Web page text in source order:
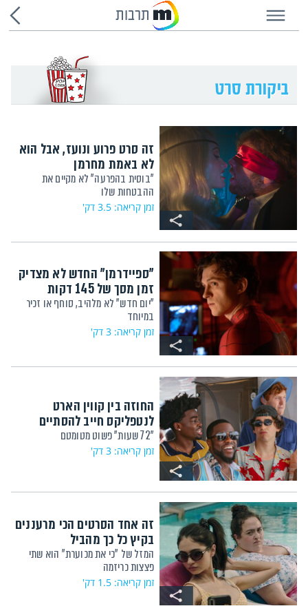
תרבות
זה סרט פרוע ונועז, אבל הוא
לא באמת מחרמן
"בוסית בהפרעה" לא מקיים את
ההבטחות שלו
זמן קריאה: 3.5 דק'
"ספיידרמן" החדש לא מצדיק
זמן מסך של 145 דקות
"יום חדש" לא מלהיב, סוחף או זכיר
במיוחד
זמן קריאה: 3 דק'
החוזה בין קווין הארט
לנטפליקס חייב להסתיים
"72 שעות" פשוט מטומטם
זמן קריאה: 3 דק'
זה אחד הסרטים הכי מרעננים
בקיץ כל כך מהביל
המזל של "כי את מכוערת" הוא שתי
פצצות כריזמה
זמן קריאה: 1.5 דק'